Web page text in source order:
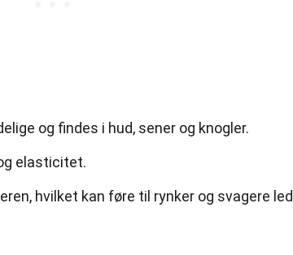
og findes i hud, sener og knogler.
elasticitet.
hvilket kan føre til rynker og svagere